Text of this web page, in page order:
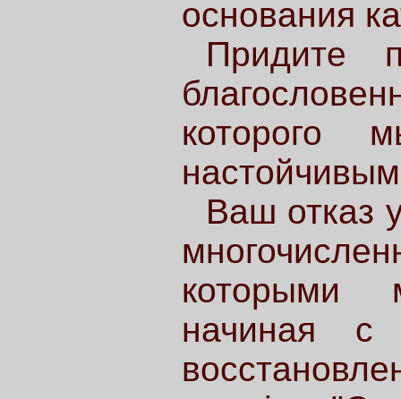
основания
Придите
которого
Ваш отказ
которыми
начиная с